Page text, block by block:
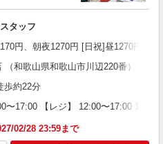
タッフ
円、朝夜1270円 [日祝]昼1270円、
和歌山県和歌山市川辺220番）
歩約22分
〜17:00 【レジ】 12:00〜17:00
02/28 23:59まで